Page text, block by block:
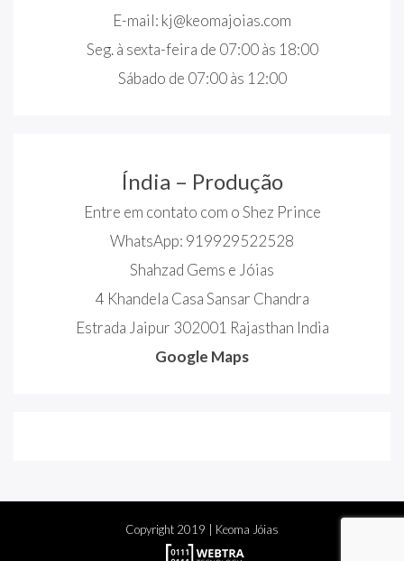
E-mail: kj@keomajoias.com
Seg. à sexta-feira de 07:00 às 18:00
Sábado de 07:00 às 12:00
Índia – Produção
Entre em contato com o Shez Prince
WhatsApp: 919929522528
Shahzad Gems e Jóias
4 Khandela Casa Sansar Chandra
Estrada Jaipur 302001 Rajasthan India
Google Maps
Copyright 2019 | Keoma Jóias